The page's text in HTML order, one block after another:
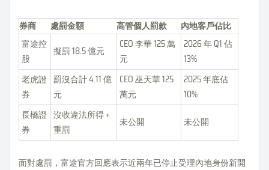
券商 處罰金額 高管個人罰款
內地客戶佔比
富途控
股
擬罰 18.5 億元
CEO 李華 125 萬
元
2026 年 Q1 佔
13%
老虎證
券
罰沒合計 4.11 億
元
CEO 巫天華 125
萬元
2025 年底佔
10%
長橋證
券
沒收違法所得 +
重罰
未公開 未公開
面對處罰，富途官方回應表示近兩年已停止受理內地身份新開